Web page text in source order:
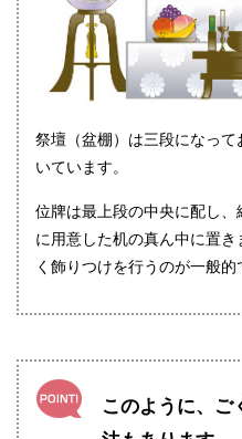
祭壇（盆棚）は三段になっ
いています。
位牌は最上段の中央に配し
に用意した机の真ん中に置
く飾りつけを行うのが一般的
このように、ご